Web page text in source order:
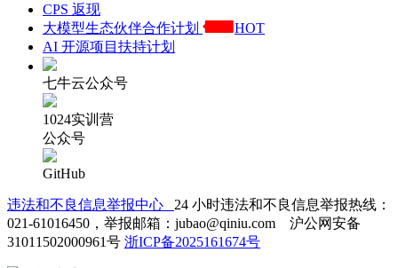
CPS 返现
大模型生态伙伴合作计划
HOT
AI 开源项目扶持计划
七牛云公众号
1024实训营
公众号
GitHub
违法和不良信息举报中心 24 小时违法和不良信息举报热线：
021-61016450，举报邮箱：jubao@qiniu.com 沪公网安备
31011502000961号 浙ICP备2025161674号